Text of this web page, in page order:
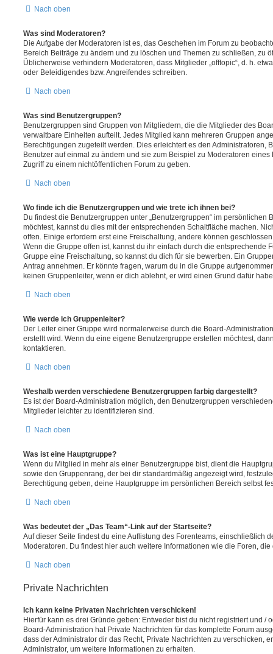
Nach oben
Was sind Moderatoren?
Die Aufgabe der Moderatoren ist es, das Geschehen im Forum zu
Bereich Beiträge zu ändern und zu löschen und Themen zu schließen, zu
Üblicherweise verhindern Moderatoren, dass Mitglieder „offtopic“, d. h.
oder Beleidigendes bzw. Angreifendes schreiben.
Nach oben
Was sind Benutzergruppen?
Benutzergruppen sind Gruppen von Mitgliedern, die die Mitglieder des
verwaltbare Einheiten aufteilt. Jedes Mitglied kann mehreren Gruppen
Berechtigungen zugeteilt werden. Dies erleichtert es den Administratoren,
Benutzer auf einmal zu ändern und sie zum Beispiel zu Moderatoren
Zugriff zu einem nichtöffentlichen Forum zu geben.
Nach oben
Wo finde ich die Benutzergruppen und wie trete ich ihnen bei?
Du findest die Benutzergruppen unter „Benutzergruppen“ im persönlichen
möchtest, kannst du dies mit der entsprechenden Schaltfläche machen.
offen. Einige erfordern erst eine Freischaltung, andere können
Wenn die Gruppe offen ist, kannst du ihr einfach durch die entsprechende
Gruppe eine Freischaltung, so kannst du dich für sie bewerben. Ein
Antrag annehmen. Er könnte fragen, warum du in die Gruppe
keinen Gruppenleiter, wenn er dich ablehnt, er wird einen Grund dafür
Nach oben
Wie werde ich Gruppenleiter?
Der Leiter einer Gruppe wird normalerweise durch die Board-
erstellt wird. Wenn du eine eigene Benutzergruppe erstellen möchtest,
kontaktieren.
Nach oben
Weshalb werden verschiedene Benutzergruppen farbig dargestellt?
Es ist der Board-Administration möglich, den Benutzergruppen
Mitglieder leichter zu identifizieren sind.
Nach oben
Was ist eine Hauptgruppe?
Wenn du Mitglied in mehr als einer Benutzergruppe bist, dient die
sowie den Gruppenrang, der bei dir standardmäßig angezeigt wird,
Berechtigung geben, deine Hauptgruppe im persönlichen Bereich selbst
Nach oben
Was bedeutet der „Das Team“-Link auf der Startseite?
Auf dieser Seite findest du eine Auflistung des Forenteams, einschließlich
Moderatoren. Du findest hier auch weitere Informationen wie die Foren,
Nach oben
Private Nachrichten
Ich kann keine Privaten Nachrichten verschicken!
Hierfür kann es drei Gründe geben: Entweder bist du nicht registriert und /
Board-Administration hat Private Nachrichten für das komplette Forum
dass der Administrator dir das Recht, Private Nachrichten zu verschicken,
Administrator, um weitere Informationen zu erhalten.